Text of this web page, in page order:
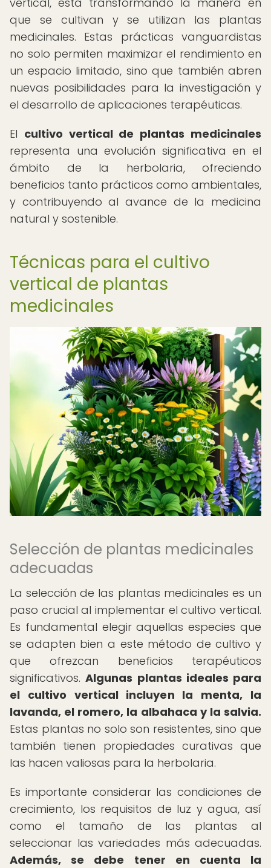
que se cultivan y se utilizan las plantas
medicinales. Estas prácticas vanguardistas
no solo permiten maximizar el rendimiento en
un espacio limitado, sino que también abren
nuevas posibilidades para la investigación y
el desarrollo de aplicaciones terapéuticas.
El cultivo vertical de plantas medicinales
representa una evolución significativa en el
ámbito de la herbolaria, ofreciendo
beneficios tanto prácticos como ambientales,
y contribuyendo al avance de la medicina
natural y sostenible.
Técnicas para el cultivo
vertical de plantas
medicinales
Selección de plantas medicinales
adecuadas
La selección de las plantas medicinales es un
paso crucial al implementar el cultivo vertical.
Es fundamental elegir aquellas especies que
se adapten bien a este método de cultivo y
que ofrezcan beneficios terapéuticos
significativos.Algunas plantas ideales para
el cultivo vertical incluyen la menta, la
lavanda, el romero, la albahaca y la salvia.
Estas plantas no solo son resistentes, sino que
también tienen propiedades curativas que
las hacen valiosas para la herbolaria.
Es importante considerar las condiciones de
crecimiento, los requisitos de luz y agua, así
como el tamaño de las plantas al
seleccionar las variedades más adecuadas.
Además, se debe tener en cuenta la